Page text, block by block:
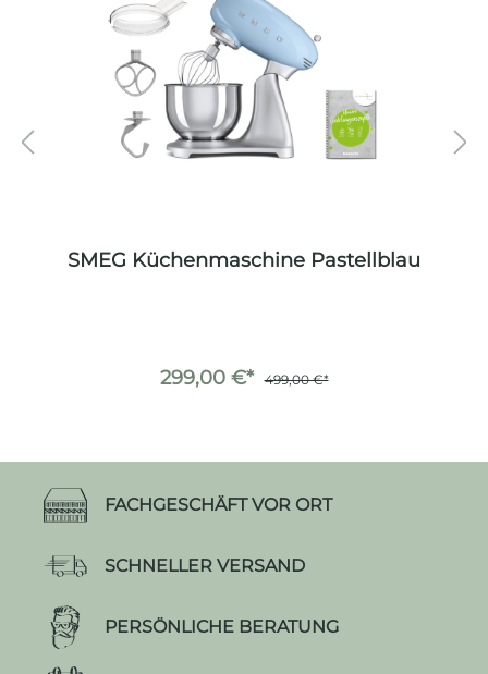
SMEG Küchenmaschine Pastellblau
299,00 €* 499,00 €*
FACHGESCHÄFT VOR ORT
SCHNELLER VERSAND
PERSÖNLICHE BERATUNG